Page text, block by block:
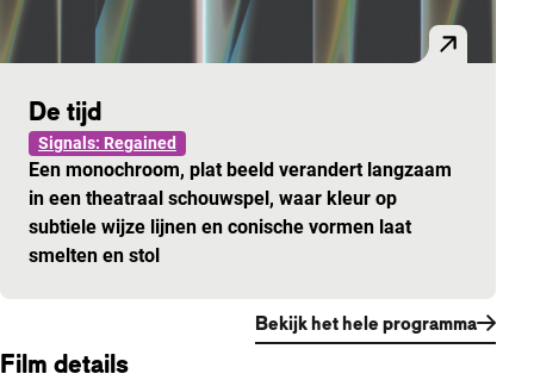
De tijd
Signals: Regained
Een monochroom, plat beeld verandert langzaam
in een theatraal schouwspel, waar kleur op
subtiele wijze lijnen en conische vormen laat
smelten en stol
Bekijk het hele programma
Film details